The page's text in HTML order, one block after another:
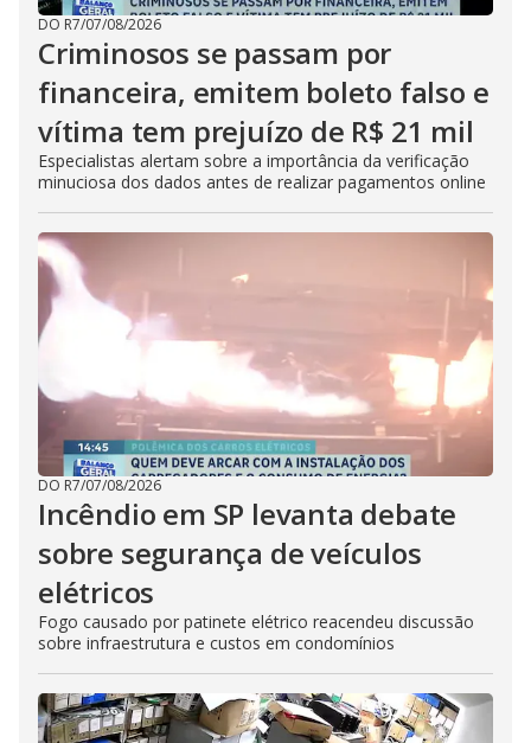
DO R7/07/08/2026
Criminosos se passam por
financeira, emitem boleto falso e
vítima tem prejuízo de R$ 21 mil
Especialistas alertam sobre a importância da verificação
minuciosa dos dados antes de realizar pagamentos online
DO R7/07/08/2026
Incêndio em SP levanta debate
sobre segurança de veículos
elétricos
Fogo causado por patinete elétrico reacendeu discussão
sobre infraestrutura e custos em condomínios